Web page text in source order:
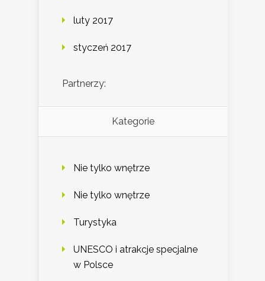
luty 2017
styczeń 2017
Partnerzy:
Kategorie
Nie tylko wnętrze
Nie tylko wnętrze
Turystyka
UNESCO i atrakcje specjalne
w Polsce